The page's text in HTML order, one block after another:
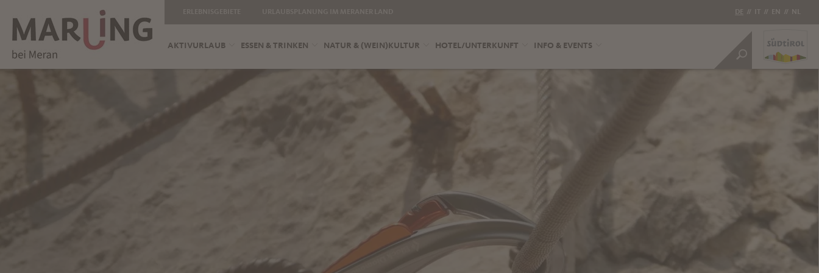
DE // IT // EN // NL
AKTIVURLAUB ESSEN & TRINKEN NATUR & (WEIN)KULTUR HOTEL/UNTERKUNFT INFO & EVENTS